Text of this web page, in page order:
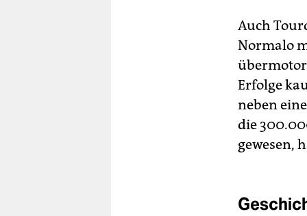
Auch
Normalo
Erfolge
neben
die
gewesen,